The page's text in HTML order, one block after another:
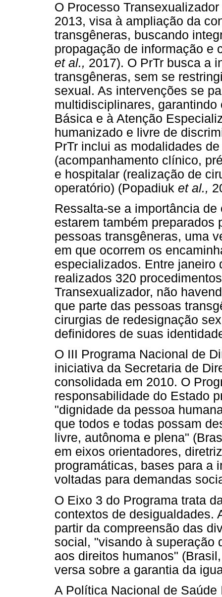
O Processo
2013, visa à ampliação da
transgêneras, buscando
propagação de informação e
et al., 2017). O PrTr busca a
transgêneras, sem se
sexual. As intervenções se
multidisciplinares,
Básica e à Atenção
humanizado e livre de
PrTr inclui as modalidades
(acompanhamento clínico,
e hospitalar (realização de
operatório) (Popadiuk et al.,
Ressalta-se a importância
estarem também preparados
pessoas transgêneras, uma
em que ocorrem os
especializados. Entre janeiro
realizados 320
Transexualizador, não
que parte das pessoas
cirurgias de redesignação
definidores de suas
O III Programa Nacional de
iniciativa da Secretaria de
consolidada em 2010. O
responsabilidade do Estado
"dignidade da pessoa
que todos e todas possam
livre, autônoma e plena"
em eixos orientadores,
programáticas, bases para a
voltadas para demandas
O Eixo 3 do Programa trata
contextos de desigualdades.
partir da compreensão das
social, "visando à superação
aos direitos humanos"
versa sobre a garantia da
A Política Nacional de